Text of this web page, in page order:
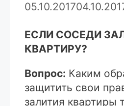
05.10.2017
ЕСЛИ СОСЕДИ
КВАРТИРУ?
Вопрос: Каким
защитить свои
залития квартиры